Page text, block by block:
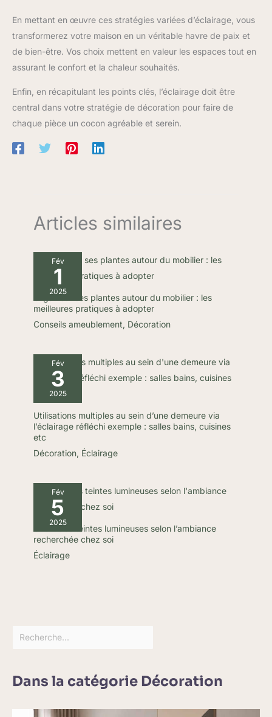
En mettant en œuvre ces stratégies variées d’éclairage, vous
transformerez votre maison en un véritable havre de paix et
de bien-être. Vos choix mettent en valeur les espaces tout en
assurant le confort et la chaleur souhaités.
Enfin, en récapitulant les points clés, l’éclairage doit être
central dans votre stratégie de décoration pour faire de
chaque pièce un cocon agréable et serein.
Articles similaires
Fév
1
2025
Organiser ses plantes autour du mobilier : les
meilleures pratiques à adopter
Conseils ameublement, Décoration
Fév
3
2025
Utilisations multiples au sein d’une demeure via
l’éclairage réfléchi exemple : salles bains, cuisines
etc
Décoration, Éclairage
Fév
5
2025
Choix des teintes lumineuses selon l’ambiance
recherchée chez soi
Éclairage
Dans la catégorie Décoration